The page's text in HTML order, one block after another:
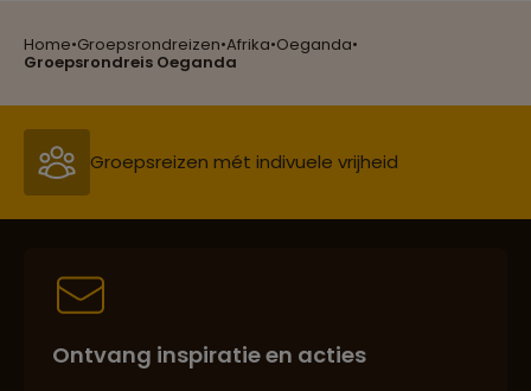
Home•Groepsrondreizen•Afrika•Oeganda•
Groepsrondreis Oeganda
Groepsreizen mét indivuele vrijheid
Persoonlijk en deskundig reisadvies
Best beoordeelde reisroutes
Ontvang inspiratie en acties